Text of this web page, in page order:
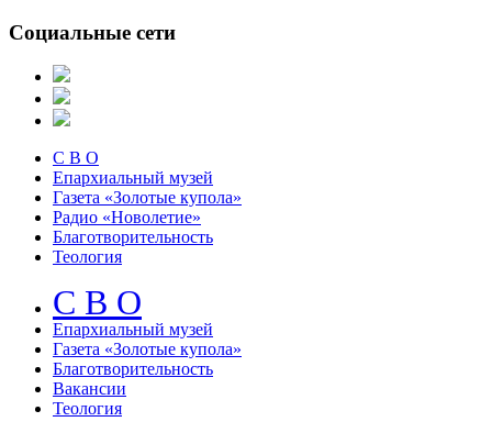
Социальные сети
С В О
Епархиальный музей
Газета «Золотые купола»
Радио «Новолетие»
Благотворительность
Теология
С В О
Епархиальный музeй
Газета «Золотые купола»
Благотворительность
Вакансии
Теология